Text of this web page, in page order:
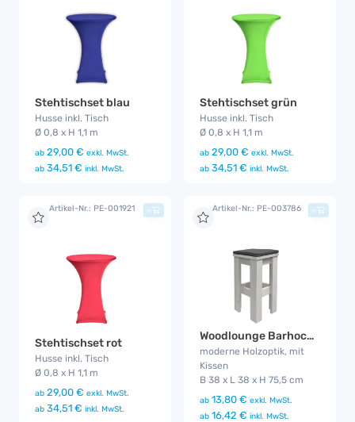
Stehtischset blau
Husse inkl. Tisch
Ø 0,8 x H 1,1 m
ab 29,00 € exkl. MwSt.
ab 34,51 € inkl. MwSt.
Stehtischset grün
Husse inkl. Tisch
Ø 0,8 x H 1,1 m
ab 29,00 € exkl. MwSt.
ab 34,51 € inkl. MwSt.
Artikel-Nr.: PE-001921
Stehtischset rot
Husse inkl. Tisch
Ø 0,8 x H 1,1 m
ab 29,00 € exkl. MwSt.
ab 34,51 € inkl. MwSt.
+ Artikel-Nr.: PE-003786
Woodlounge Barhocker mit Kissen
moderne Holzoptik, mit
Kissen
B 38 x L 38 x H 75,5 cm
ab 13,80 € exkl. MwSt.
ab 16,42 € inkl. MwSt.
+